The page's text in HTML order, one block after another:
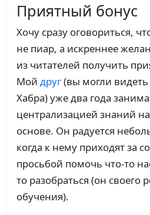
Приятный бонус
Хочу сразу оговориться,
не пиар, а искреннее
из читателей получить
Мой друг(вы могли
Хабра) уже два года
централизацией знаний
основе. Он радуется
когда к нему приходят за
просьбой помочь что-то
то разобраться (он своего
обучения).